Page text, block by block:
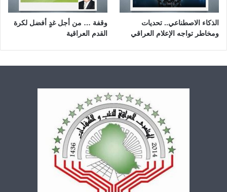
الذكاء الاصطناعي.. تحديات
ومخاطر تواجه الإعلام العراقي
وقفة … من أجل غدٍ أفضل لكرة
القدم العراقية